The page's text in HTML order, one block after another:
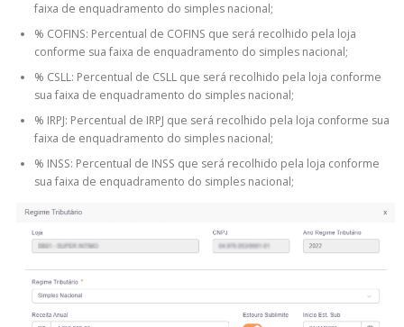
faixa de enquadramento do simples nacional;
% COFINS: Percentual de COFINS que será recolhido pela loja
conforme sua faixa de enquadramento do simples nacional;
% CSLL: Percentual de CSLL que será recolhido pela loja conforme
sua faixa de enquadramento do simples nacional;
% IRPJ: Percentual de IRPJ que será recolhido pela loja conforme sua
faixa de enquadramento do simples nacional;
% INSS: Percentual de INSS que será recolhido pela loja conforme
sua faixa de enquadramento do simples nacional;